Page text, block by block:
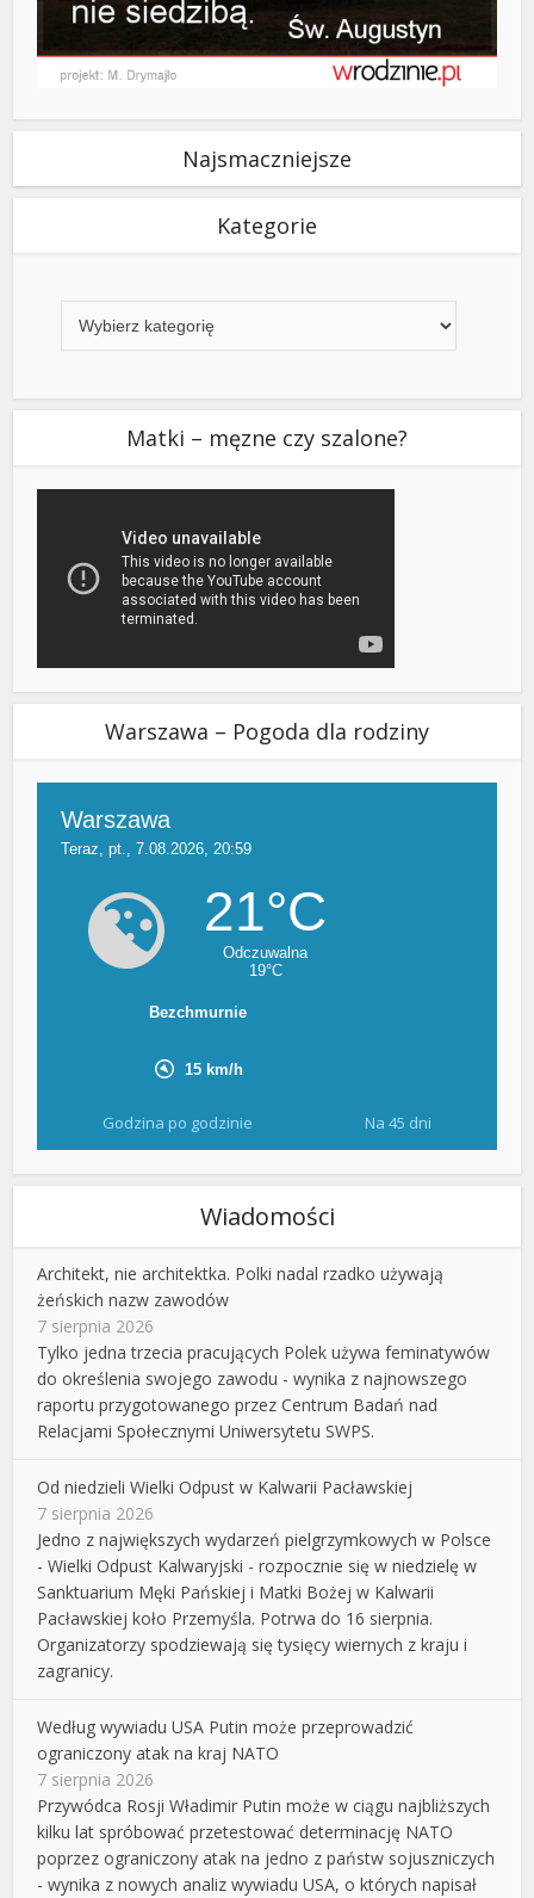
Najsmaczniejsze
Kategorie
Matki – męzne czy szalone?
Warszawa – Pogoda dla rodziny
Godzina po godzinie Na 45 dni
Wiadomości
Architekt, nie architektka. Polki nadal rzadko używają
żeńskich nazw zawodów
7 sierpnia 2026
Tylko jedna trzecia pracujących Polek używa feminatywów
do określenia swojego zawodu - wynika z najnowszego
raportu przygotowanego przez Centrum Badań nad
Relacjami Społecznymi Uniwersytetu SWPS.
Od niedzieli Wielki Odpust w Kalwarii Pacławskiej
7 sierpnia 2026
Jedno z największych wydarzeń pielgrzymkowych w Polsce
- Wielki Odpust Kalwaryjski - rozpocznie się w niedzielę w
Sanktuarium Męki Pańskiej i Matki Bożej w Kalwarii
Pacławskiej koło Przemyśla. Potrwa do 16 sierpnia.
Organizatorzy spodziewają się tysięcy wiernych z kraju i
zagranicy.
Według wywiadu USA Putin może przeprowadzić
ograniczony atak na kraj NATO
7 sierpnia 2026
Przywódca Rosji Władimir Putin może w ciągu najbliższych
kilku lat spróbować przetestować determinację NATO
poprzez ograniczony atak na jedno z państw sojuszniczych
- wynika z nowych analiz wywiadu USA, o których napisał